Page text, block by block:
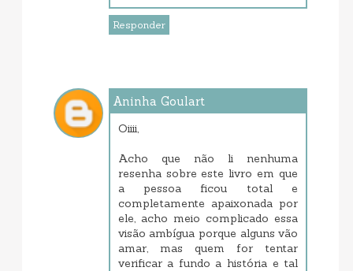
Responder
Aninha Goulart
Oiiii,
Acho que não li nenhuma
resenha sobre este livro em que
a pessoa ficou total e
completamente apaixonada por
ele, acho meio complicado essa
visão ambígua porque alguns vão
amar, mas quem for tentar
verificar a fundo a história e tal